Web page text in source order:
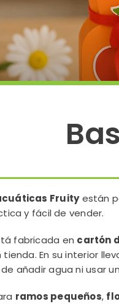
Fruityestán
y fácil de vender.
fabricada en cartón
En su interior
añadir agua ni usar
ramos pequeños,